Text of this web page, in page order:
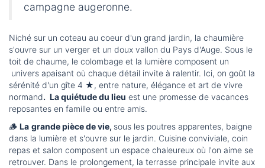
campagne augeronne.
Niché sur un coteau au coeur d'un grand jardin, la chaumière
s'ouvre sur un verger et un doux vallon du Pays d'Auge. Sous le
toit de chaume, le colombage et la lumière composent un
univers apaisant où chaque détail invite à ralentir. Ici, on goût la
sérénité d'un gîte 4 ★, entre nature, élégance et art de vivre
normand. La quiétude du lieu est une promesse de vacances
reposantes en famille ou entre amis.
🪵 La grande pièce de vie, sous les poutres apparentes, baigne
dans la lumière et s'ouvre sur le jardin. Cuisine conviviale, coin
repas et salon composent un espace chaleureux où l'on aime se
retrouver. Dans le prolongement, la terrasse principale invite aux